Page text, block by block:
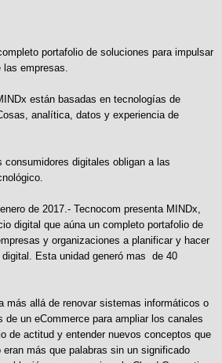
portafolio de soluciones para impulsar
las empresas.
están basadas en tecnologías de
analítica, datos y experiencia de
consumidores digitales obligan a las
de 2017.- Tecnocom presenta MINDx,
digital que aúna un completo portafolio de
y organizaciones a planificar y hacer
Esta unidad generó mas de 40
más allá de renovar sistemas informáticos o
de un eCommerce para ampliar los canales
de actitud y entender nuevos conceptos que
más que palabras sin un significado